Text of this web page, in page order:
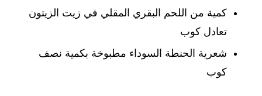
كمية من اللحم البقري المقلي في زيت الزيتون
تعادل كوب
شعرية الحنطة السوداء مطبوخة بكمية نصف
كوب